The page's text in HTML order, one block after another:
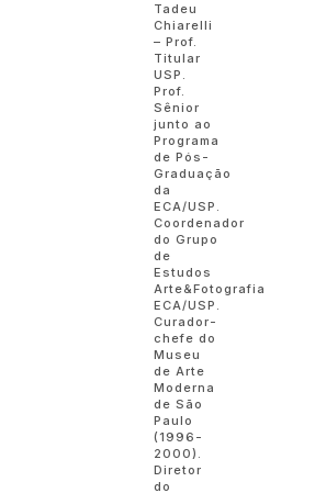
Tadeu
Chiarelli
– Prof.
Titular
USP.
Prof.
Sênior
junto ao
Programa
de Pós-
Graduação
da
ECA/USP.
Coordenador
do Grupo
de
Estudos
Arte&Fotografia
ECA/USP.
Curador-
chefe do
Museu
de Arte
Moderna
de São
Paulo
(1996-
2000).
Diretor
do